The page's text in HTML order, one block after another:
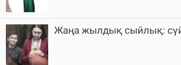
Жаңа жылдық сыйлық: